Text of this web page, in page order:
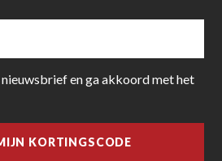
en ga akkoord met het